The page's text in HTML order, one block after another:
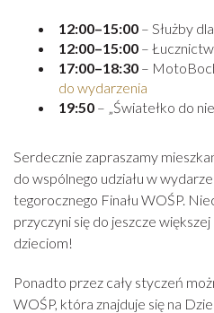
12:00–15:00 – Służby
12:00–15:00 –
17:00–18:30 –
do wydarzenia
19:50 – „Światełko do
Serdecznie zapraszamy
do wspólnego udziału w
tegorocznego Finału WOŚP.
przyczyni się do jeszcze
dzieciom!
Ponadto przez cały styczeń
WOŚP, która znajduje się na